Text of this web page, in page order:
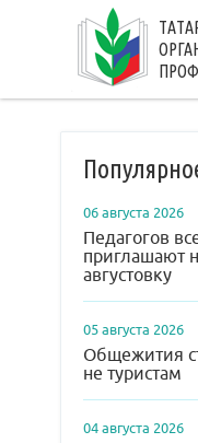
06 августа 2026
Педагогов
приглашают
августовку
05 августа 2026
Общежития
не туристам
04 августа 2026